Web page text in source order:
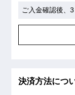
ご入金確認後、
決済方法につ